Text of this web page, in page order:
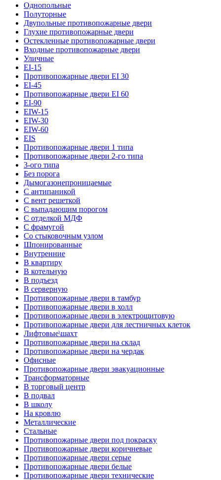
Однопольные
Полуторные
Двупольные противопожарные двери
Глухие противопожарные двери
Остекленные противопожарные двери
Входные противопожарные двери
Уличные
EI-15
Противопожарные двери EI 30
EI-45
Противопожарные двери EI 60
EI-90
EIW-15
EIW-30
EIW-60
EIS
Противопожарные двери 1 типа
Противопожарные двери 2-го типа
3-ого типа
Без порога
Дымогазонепроницаемые
С антипаникой
С вент решеткой
С выпадающим порогом
С отделкой МДФ
С фрамугой
Со стыковочным узлом
Шпонированные
Внутренние
В квартиру
В котельную
В подъезд
В серверную
Противопожарные двери в тамбур
Противопожарные двери в холл
Противопожарные двери в электрощитовую
Противопожарные двери для лестничных клеток
Лифтовые\шахт
Противопожарные двери на склад
Противопожарные двери на чердак
Офисные
Противопожарные двери эвакуационные
Трансформаторные
В торговый центр
В подвал
В школу
На кровлю
Металлические
Стальные
Противопожарные двери под покраску
Противопожарные двери коричневые
Противопожарные двери серые
Противопожарные двери белые
Противопожарные двери технические